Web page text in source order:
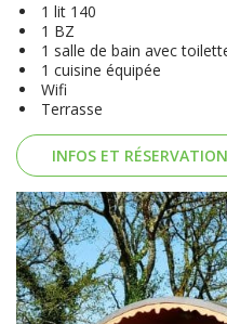
1 lit 140
1 BZ
1 salle de bain avec
1 cuisine équipée
Wifi
Terrasse
INFOS ET RÉSERVATION